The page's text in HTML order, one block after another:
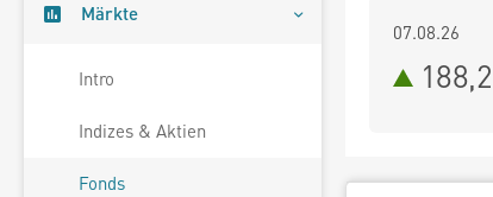
Märkte
Intro
Indizes & Aktien
Fonds
07.08.26